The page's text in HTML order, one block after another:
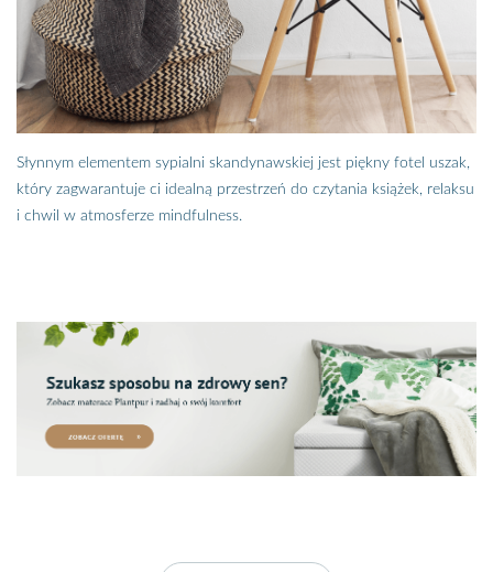
Słynnym elementem sypialni skandynawskiej jest piękny fotel uszak,
który zagwarantuje ci idealną przestrzeń do czytania książek, relaksu
i chwil w atmosferze mindfulness.